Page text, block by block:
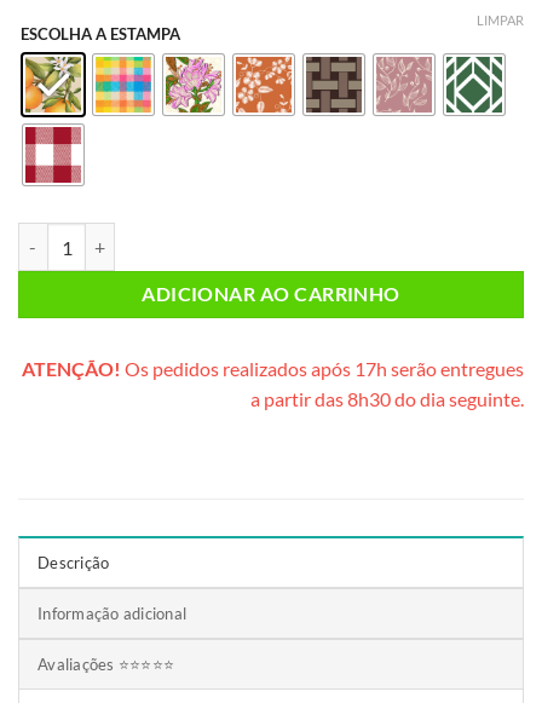
de cliente
ESCOLHA A ESTAMPA
LIMPAR
ADICIONAR AO CARRINHO
ATENÇÃO! Os pedidos realizados após 17h serão entregues
a partir das 8h30 do dia seguinte.
Descrição
Informação adicional
Avaliações ⭐⭐⭐⭐⭐